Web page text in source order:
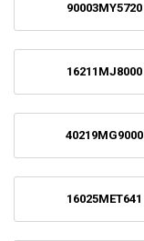
90003MY5720
16211MJ8000
40219MG9000
16025MET641